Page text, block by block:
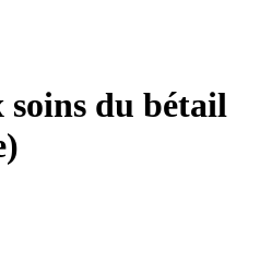
du bétail